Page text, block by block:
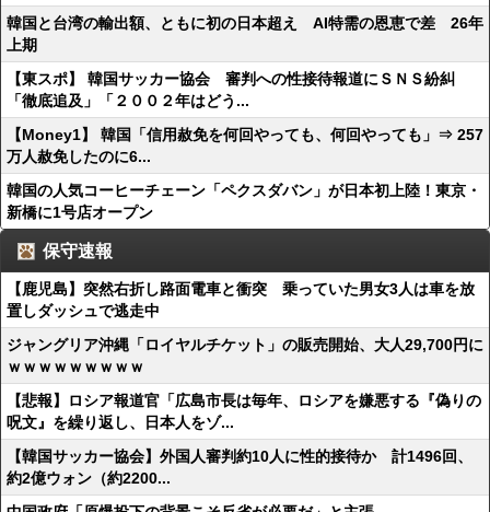
韓国と台湾の輸出額、ともに初の日本超え AI特需の恩恵で差 26年
上期
【東スポ】 韓国サッカー協会 審判への性接待報道にＳＮＳ紛糾
「徹底追及」「２００２年はどう...
【Money1】 韓国「信用赦免を何回やっても、何回やっても」⇒ 257
万人赦免したのに6...
韓国の人気コーヒーチェーン「ペクスダバン」が日本初上陸！東京・
新橋に1号店オープン
保守速報
【鹿児島】突然右折し路面電車と衝突 乗っていた男女3人は車を放
置しダッシュで逃走中
ジャングリア沖縄「ロイヤルチケット」の販売開始、大人29,700円に
ｗｗｗｗｗｗｗｗｗ
【悲報】ロシア報道官「広島市長は毎年、ロシアを嫌悪する『偽りの
呪文』を繰り返し、日本人をゾ...
【韓国サッカー協会】外国人審判約10人に性的接待か 計1496回、
約2億ウォン（約2200...